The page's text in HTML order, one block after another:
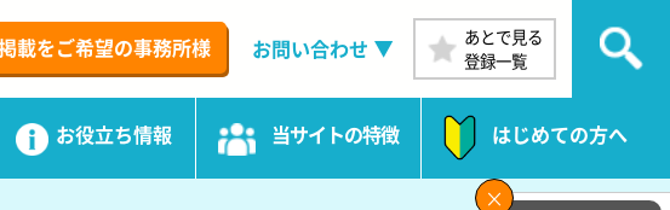
載をご希望の事務所様 お問い合わせ
あとで見る
登録一覧
お役立ち情報 当サイトの特徴 はじめての方へ